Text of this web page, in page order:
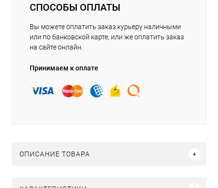
СПОСОБЫ ОПЛАТЫ
Вы можете оплатить заказ курьеру наличными
или по банковской карте, или же оплатить заказ
на сайте онлайн.
Принимаем к оплате
ОПИСАНИЕ ТОВАРА